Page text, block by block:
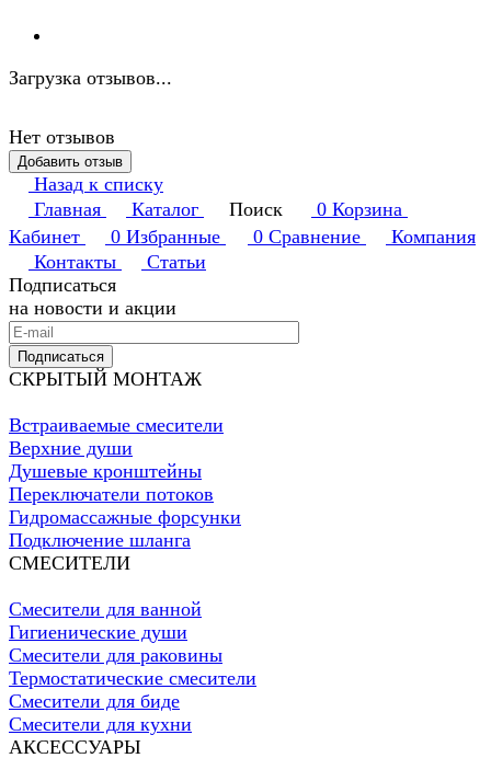
Загрузка отзывов...
Нет отзывов
Добавить отзыв
Назад к списку
Главная
Каталог Поиск 0 Корзина
Кабинет
0 Избранные 0 Сравнение
Компания
Контакты
Статьи
Подписаться
на новости и акции
Подписаться
СКРЫТЫЙ МОНТАЖ
Встраиваемые смесители
Верхние души
Душевые кронштейны
Переключатели потоков
Гидромассажные форсунки
Подключение шланга
СМЕСИТЕЛИ
Смесители для ванной
Гигиенические души
Смесители для раковины
Термостатические смесители
Смесители для биде
Смесители для кухни
АКСЕССУАРЫ